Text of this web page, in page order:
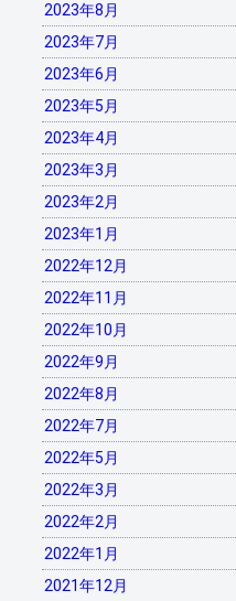
2023年8月
2023年7月
2023年6月
2023年5月
2023年4月
2023年3月
2023年2月
2023年1月
2022年12月
2022年11月
2022年10月
2022年9月
2022年8月
2022年7月
2022年5月
2022年3月
2022年2月
2022年1月
2021年12月